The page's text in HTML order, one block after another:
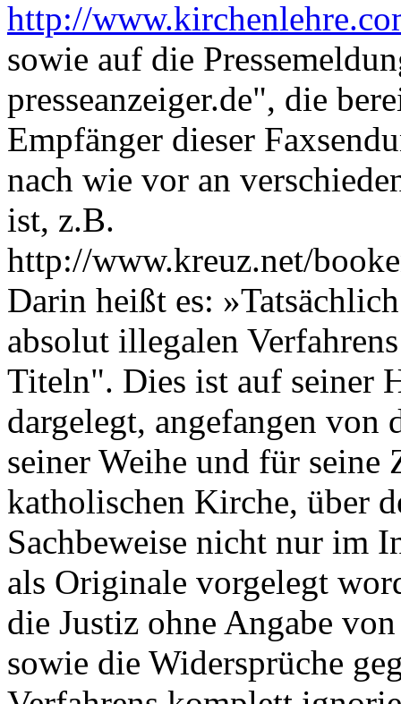
http://
sowie auf die
presseanzeiger.de", die
Empfänger dieser
nach wie vor an
ist, z.B.
http://www.kreuz.net/
Darin heißt es:
absolut illegalen
Titeln". Dies ist auf seiner
dargelegt, angefangen
seiner Weihe und für
katholischen Kirche, über
Sachbeweise nicht nur im
als Originale vorgelegt
die Justiz ohne Angabe
sowie die Widersprüche